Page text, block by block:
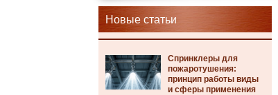
Новые статьи
Спринклеры для
пожаротушения:
принцип работы виды
и сферы применения